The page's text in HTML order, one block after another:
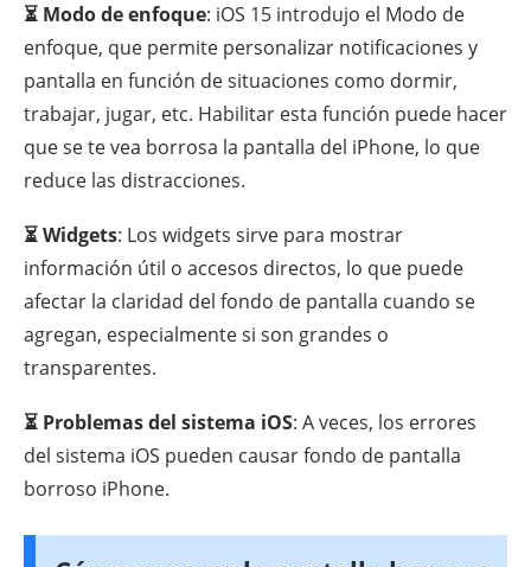
⏳ Modo de enfoque: iOS 15 introdujo el Modo de
enfoque, que permite personalizar notificaciones y
pantalla en función de situaciones como dormir,
trabajar, jugar, etc. Habilitar esta función puede hacer
que se te vea borrosa la pantalla del iPhone, lo que
reduce las distracciones.
⏳ Widgets: Los widgets sirve para mostrar
información útil o accesos directos, lo que puede
afectar la claridad del fondo de pantalla cuando se
agregan, especialmente si son grandes o
transparentes.
⏳ Problemas del sistema iOS: A veces, los errores
del sistema iOS pueden causar fondo de pantalla
borroso iPhone.